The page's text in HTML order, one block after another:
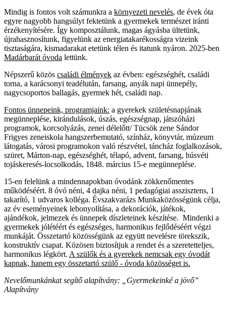
Mindig is fontos volt számunkra a környezeti nevelés, de évek óta
egyre nagyobb hangsúlyt fektetünk a gyermekek természet iránti
érzékenyítésére. Így komposztálunk, magas ágyásba ültetünk,
újrahasznosítunk, figyelünk az energiatakarékosságra vizeink
tisztaságára, kismadarakat etetünk télen és itatunk nyáron. 2025-ben
Madárbarát óvoda lettünk.
Népszerű közös családi élmények az évben: egészséghét, családi
torna, a karácsonyi teadélután, farsang, anyák napi ünnepély,
nagycsoportos ballagás, gyermek hét, családi nap.
Fontos ünnepeink, programjaink: a gyerekek születésnapjának
megünneplése, kirándulások, úszás, egészségnap, játszóházi
programok, korcsolyázás, zenei délelőtt/ Tücsök zene Sándor
Frigyes zeneiskola hangszerbemutató, színház, könyvtár, múzeum
látogatás, városi programokon való részvétel, táncház foglalkozások,
szüret, Márton-nap, egészséghét, télapó, advent, farsang, húsvéti
tojáskeresés-locsolkodás, 1848. március 15-e megünneplése.
15-en felelünk a mindennapokban óvodánk zökkenőmentes
működéséért. 8 óvó néni, 4 dajka néni, 1 pedagógiai asszisztens, 1
takarító, 1 udvaros kolléga. Évszakvarázs Munkaközösségünk célja,
az év eseményeinek lebonyolítása, a dekorációk, játékok,
ajándékok, jelmezek és ünnepek díszleteinek készítése. Mindenki a
gyermekek jólétéért és egészséges, harmonikus fejlődéséért végzi
munkáját. Összetartó közösségünk az együtt nevelésre törekszik,
konstruktív csapat. Közösen biztosítjuk a rendet és a szeretetteljes,
harmonikus légkört. A szülők és a gyerekek nemcsak egy óvodát
kapnak, hanem egy összetartó szülő - óvoda közösséget is.
Nevelőmunkánkat segítő alapítvány: „Gyermekeinké a jövő”
Alapítvány